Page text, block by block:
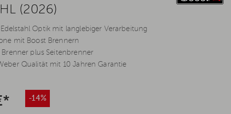
(2026)
Optik mit langlebiger Verarbeitung
mit Boost Brennern
plus Seitenbrenner
Qualität mit 10 Jahren Garantie
-14%